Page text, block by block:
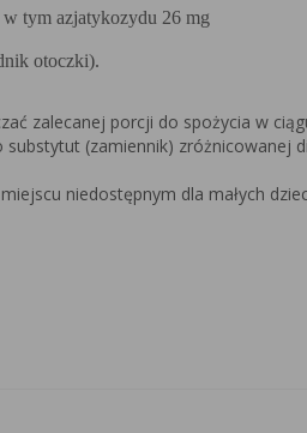
tym azjatykozydu 26 mg
otoczki).
zalecanej porcji do spożycia w
(zamiennik)
niedostępnym dla małych